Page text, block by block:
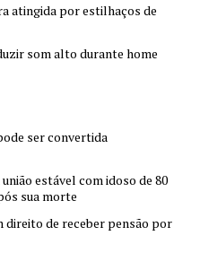
atingida por estilhaços de
som alto durante home
ser convertida
estável com idoso de 80
sua morte
direito de receber pensão por